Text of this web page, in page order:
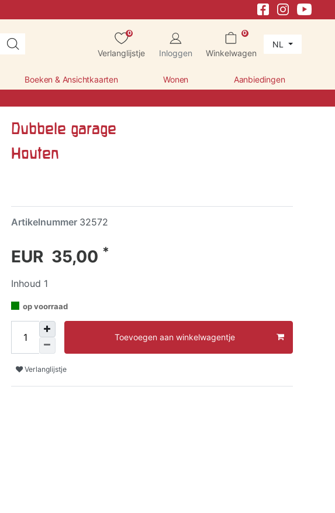
0
Verlanglijstje Inloggen
0
Winkelwagen
NL
Boeken & Ansichtkaarten Wonen Aanbiedingen
Dubbele garage
Houten
Artikelnummer 32572
EUR 35,00 *
Inhoud 1
op voorraad
Toevoegen aan winkelwagentje
Verlanglijstje